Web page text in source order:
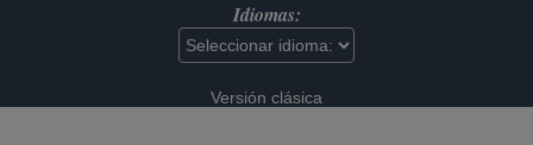
Idiomas:
Versión clásica